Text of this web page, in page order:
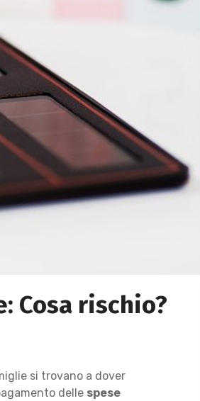
Cosa rischio?
si trovano a dover
delle spese